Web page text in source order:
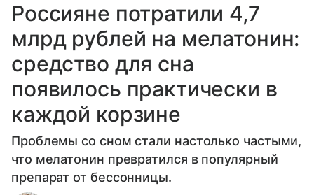
Россияне потратили 4,7
млрд рублей на мелатонин:
средство для сна
появилось практически в
каждой корзине
Проблемы со сном стали настолько частыми,
что мелатонин превратился в популярный
препарат от бессонницы.